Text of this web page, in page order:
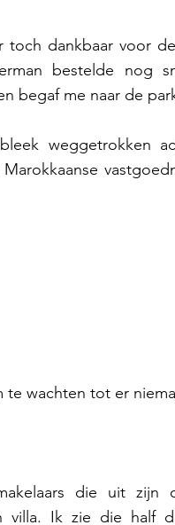
toch dankbaar voor
bestelde nog
begaf me naar de
weggetrokken
wachten tot er
die uit zijn
villa. Ik zie die half